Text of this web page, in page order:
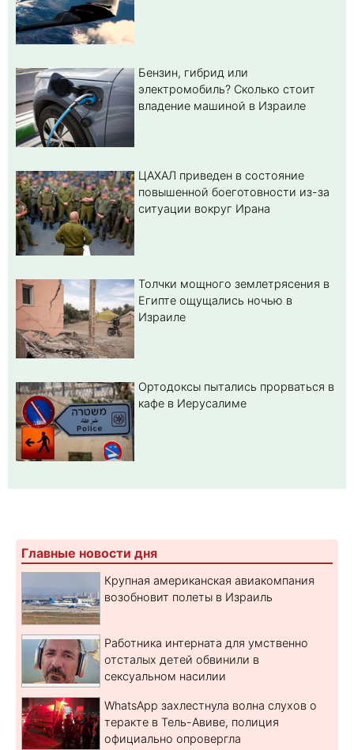
Бензин, гибрид или
электромобиль? Cколько стоит
владение машиной в Израиле
ЦАХАЛ приведен в состояние
повышенной боеготовности из-за
ситуации вокруг Ирана
Толчки мощного землетрясения в
Египте ощущались ночью в
Израиле
Ортодоксы пытались прорваться в
кафе в Иерусалиме
Главные новости дня
Крупная американская авиакомпания
возобновит полеты в Израиль
Работника интерната для умственно
отсталых детей обвинили в
сексуальном насилии
WhatsApp захлестнула волна слухов о
теракте в Тель-Авиве, полиция
официально опровергла